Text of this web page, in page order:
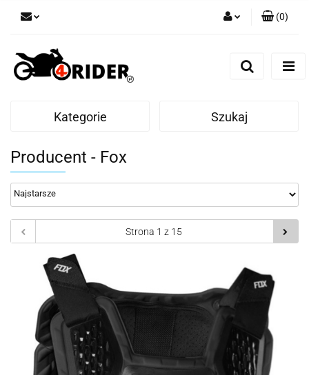
(0)
Kategorie Szukaj
Producent - Fox